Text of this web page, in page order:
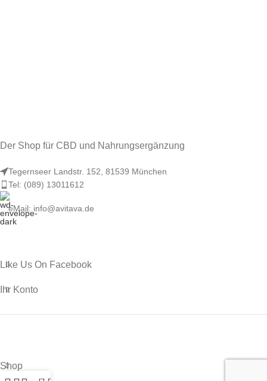
Der Shop für CBD und Nahrungsergänzung
Tegernseer Landstr. 152, 81539 München
Tel: (089) 13011612
eMail: info@avitava.de
Like Us On Facebook
Ihr Konto
Shop
0